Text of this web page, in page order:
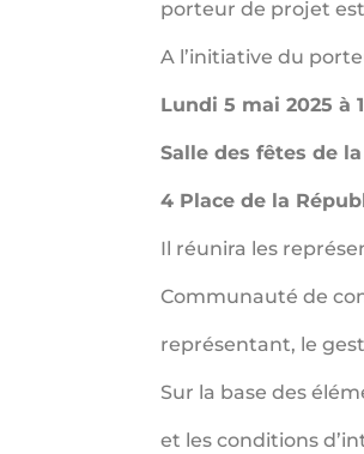
porteur de projet
A l’initiative du
Lundi 5 mai 2025 à
Salle des fêtes de
4 Place de la
Il réunira les
Communauté de
représentant, le
Sur la base des
et les conditions